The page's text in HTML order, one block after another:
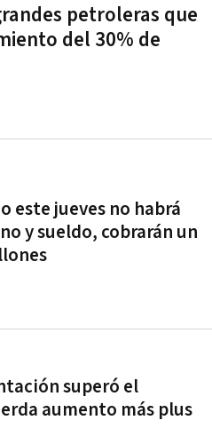
petroleras que
del 30% de
este jueves no habrá
y sueldo, cobrarán un
superó el
aumento más plus